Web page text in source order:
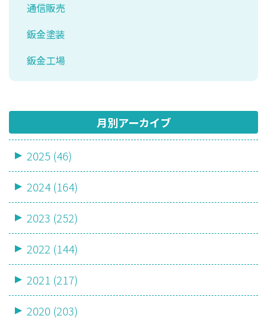
通信販売
鈑金塗装
鈑金工場
月別アーカイブ
2025 (46)
2024 (164)
2023 (252)
2022 (144)
2021 (217)
2020 (203)